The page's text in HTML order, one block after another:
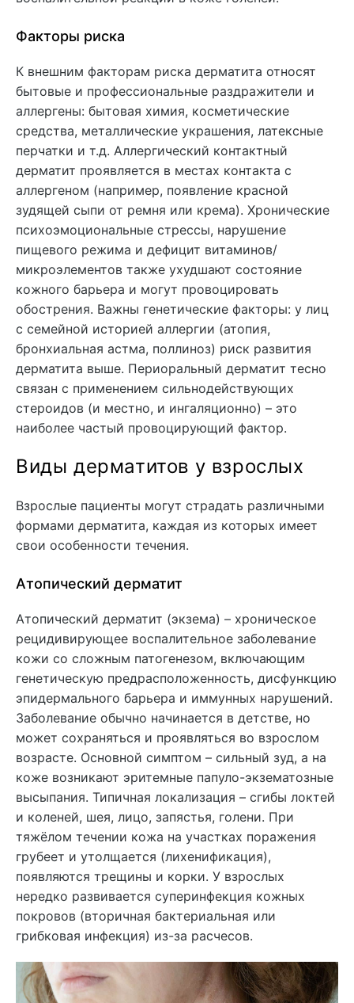
Факторы риска
К внешним факторам риска дерматита относят
бытовые и профессиональные раздражители и
аллергены: бытовая химия, косметические
средства, металлические украшения, латексные
перчатки и т.д. Аллергический контактный
дерматит проявляется в местах контакта с
аллергеном (например, появление красной
зудящей сыпи от ремня или крема). Хронические
психоэмоциональные стрессы, нарушение
пищевого режима и дефицит витаминов/
микроэлементов также ухудшают состояние
кожного барьера и могут провоцировать
обострения. Важны генетические факторы: у лиц
с семейной историей аллергии (атопия,
бронхиальная астма, поллиноз) риск развития
дерматита выше. Периоральный дерматит тесно
связан с применением сильнодействующих
стероидов (и местно, и ингаляционно) – это
наиболее частый провоцирующий фактор.
Виды дерматитов у взрослых
Взрослые пациенты могут страдать различными
формами дерматита, каждая из которых имеет
свои особенности течения.
Атопический дерматит
Атопический дерматит (экзема) – хроническое
рецидивирующее воспалительное заболевание
кожи со сложным патогенезом, включающим
генетическую предрасположенность, дисфункцию
эпидермального барьера и иммунных нарушений.
Заболевание обычно начинается в детстве, но
может сохраняться и проявляться во взрослом
возрасте. Основной симптом – сильный зуд, а на
коже возникают эритемные папуло-экзематозные
высыпания. Типичная локализация – сгибы локтей
и коленей, шея, лицо, запястья, голени. При
тяжёлом течении кожа на участках поражения
грубеет и утолщается (лихенификация),
появляются трещины и корки. У взрослых
нередко развивается суперинфекция кожных
покровов (вторичная бактериальная или
грибковая инфекция) из-за расчесов.